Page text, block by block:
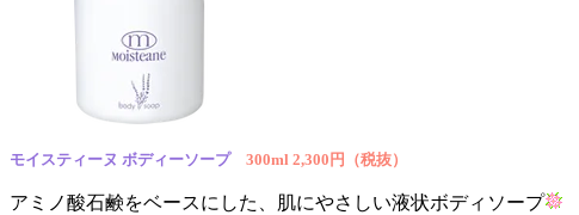
モイスティーヌ ボディーソープ 300ml 2,300円（税抜）
アミノ酸石鹸をベースにした、肌にやさしい液状ボディソープ